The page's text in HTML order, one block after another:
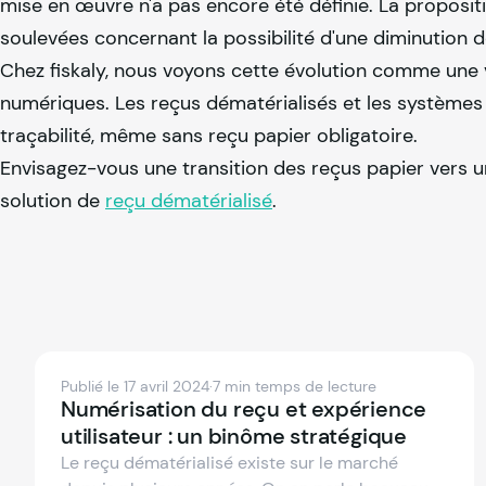
mise en œuvre n'a pas encore été définie. La
soulevées concernant la possibilité d'une diminution
Chez fiskaly, nous voyons cette évolution comme
numériques. Les reçus dématérialisés et les
traçabilité, même sans reçu papier obligatoire.
Envisagez-vous une transition des reçus papier vers
solution de reçu dématérialisé.
Publié le 17 avril 2024·7 min temps de lecture
Numérisation du reçu et expérience
utilisateur : un binôme stratégique
Le reçu dématérialisé existe sur le marché